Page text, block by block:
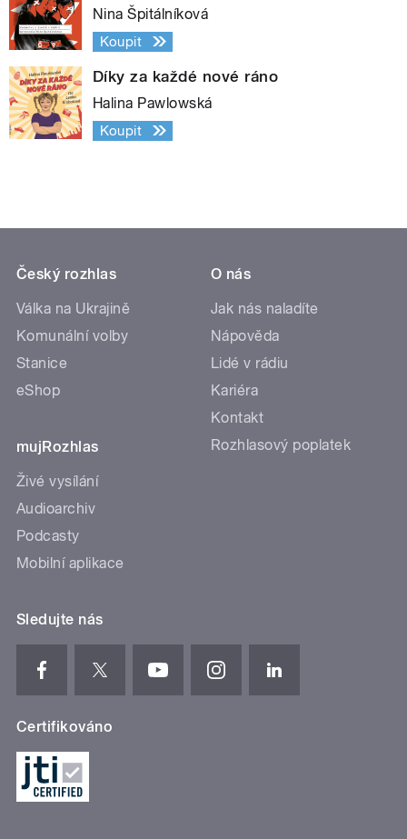
Nina Špitálníková
Koupit
Díky za každé nové ráno
Halina Pawlowská
Koupit
Český rozhlas
Válka na Ukrajině
Komunální volby
Stanice
eShop
mujRozhlas
Živé vysílání
Audioarchiv
Podcasty
Mobilní aplikace
O nás
Jak nás naladíte
Nápověda
Lidé v rádiu
Kariéra
Kontakt
Rozhlasový poplatek
Sledujte nás
Certifikováno